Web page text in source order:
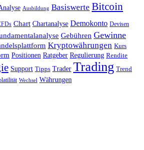
Ausbildung Basiswerte Bitcoin
Chart Chartanalyse Demokonto Devisen
Gebühren Gewinne
Kryptowährungen Kurs
Positionen Ratgeber Regulierung Rendite
Support Tipps Trader Trading Trend
Wechsel Währungen